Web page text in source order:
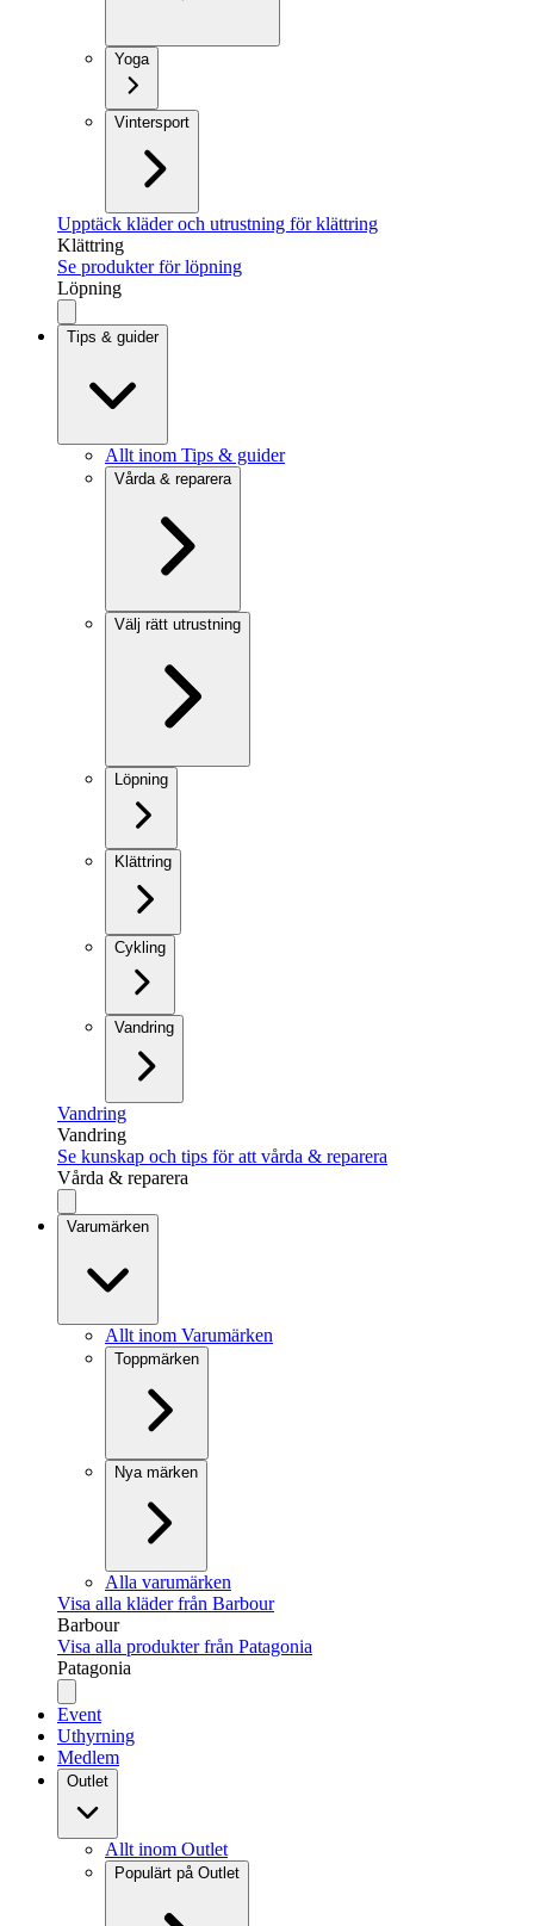
Yoga
Vintersport
Upptäck kläder och utrustning för klättring
Klättring
Se produkter för löpning
Löpning
Tips & guider
Allt inom Tips & guider
Vårda & reparera
Välj rätt utrustning
Löpning
Klättring
Cykling
Vandring
Vandring
Vandring
Se kunskap och tips för att vårda & reparera
Vårda & reparera
Varumärken
Allt inom Varumärken
Toppmärken
Nya märken
Alla varumärken
Visa alla kläder från Barbour
Barbour
Visa alla produkter från Patagonia
Patagonia
Event
Uthyrning
Medlem
Outlet
Allt inom Outlet
Populärt på Outlet